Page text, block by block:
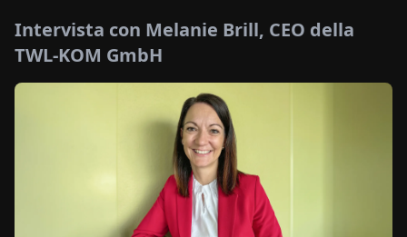
Intervista con Melanie Brill, CEO della
TWL-KOM GmbH